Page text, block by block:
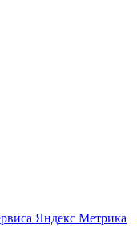
Яндекс Метрика